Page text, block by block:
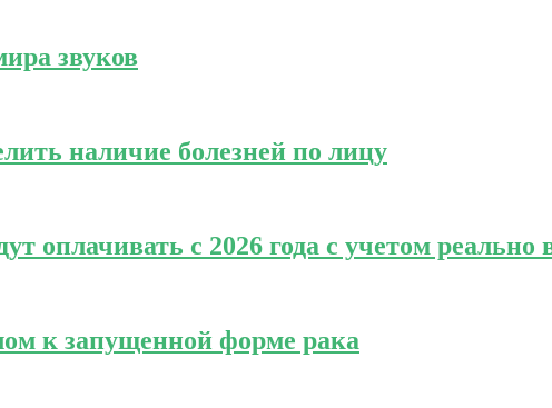
звуков
наличие болезней по лицу
оплачивать с 2026 года с учетом реально
к запущенной форме рака